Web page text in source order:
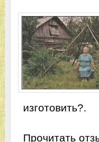
изготовить?.
Прочитать